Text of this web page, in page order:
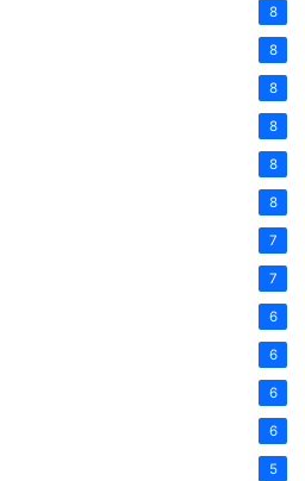
8
8
8
8
8
8
7
7
6
6
6
6
5